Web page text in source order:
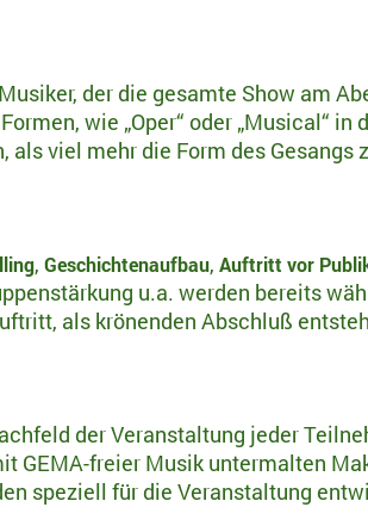
der die gesamte Show am
wie „Oper“ oder „Musical“
als viel mehr die Form des
, Geschichtenaufbau, Auftritt vor
u.a. werden bereits
als krönenden Abschluß
der Veranstaltung jeder
GEMA-freier Musik untermalten
speziell für die Veranstaltung